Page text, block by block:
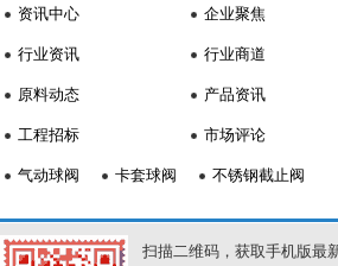
资讯中心
行业资讯
原料动态
工程招标
企业聚焦
行业商道
产品资讯
市场评论
气动球阀 卡套球阀 不锈钢截止阀
扫描二维码，获取手机版最